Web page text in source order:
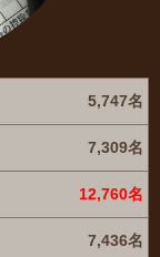
5,747名
7,309名
12,760名
7,436名